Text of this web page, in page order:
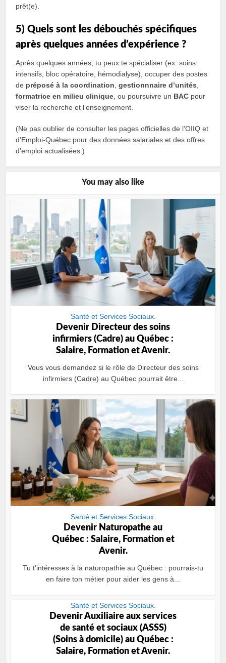
prêt(e).
5) Quels sont les débouchés spécifiques
après quelques années d’expérience ?
Après quelques années, tu peux te spécialiser (ex. soins
intensifs, bloc opératoire, hémodialyse), occuper des postes
de préposé à la coordination ,gestionnnaire d’unités
formatrice en milieu clinique , ou poursuivre un BAC pour
viser la recherche et l’enseignement.
(Ne pas oublier de consulter les pages officielles de l’OIIQ et
d’Emploi‑Québec pour des données salariales et des offres
d’emploi actualisées.)
You may also like
Santé et Services Sociaux.
Devenir Directeur des soins
infirmiers (Cadre) au Québec :
Salaire, Formation et Avenir.
Vous vous demandez si le rôle de Directeur des soins
infirmiers (Cadre) au Québec pourrait être...
Santé et Services Sociaux.
Devenir Naturopathe au
Québec : Salaire, Formation et
Avenir.
Tu t’intéresses à la naturopathie au Québec : pourrais-tu
en faire ton métier pour aider les gens à...
Santé et Services Sociaux.
Devenir Auxiliaire aux services
de santé et sociaux (ASSS)
(Soins à domicile) au Québec :
Salaire, Formation et Avenir.